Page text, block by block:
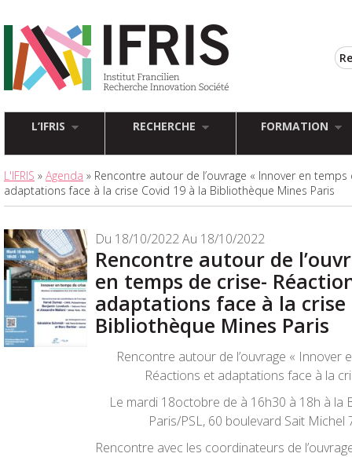
L’IFRIS RECHERCHE FORMATION
L'IFRIS » Agenda » Rencontre autour de l’ouvrage « Innover en
adaptations face à la crise Covid 19 à la Bibliothèque Mines Paris
Du 18/10/2022 Au 18/10/2022
Rencontre autour de
en temps de crise-
adaptations face à la crise
Bibliothèque Mines Paris
Rencontre autour de l’ouvrage « Innover
Réactions et adaptations face à la
Le mardi 18octobre de à 16h30 à 18h à la
Paris/PSL, 60 boulevard Sait Michel
Rencontre avec les coordinateurs de